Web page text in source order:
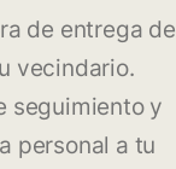
de entrega de
vecindario.
seguimiento y
personal a tu